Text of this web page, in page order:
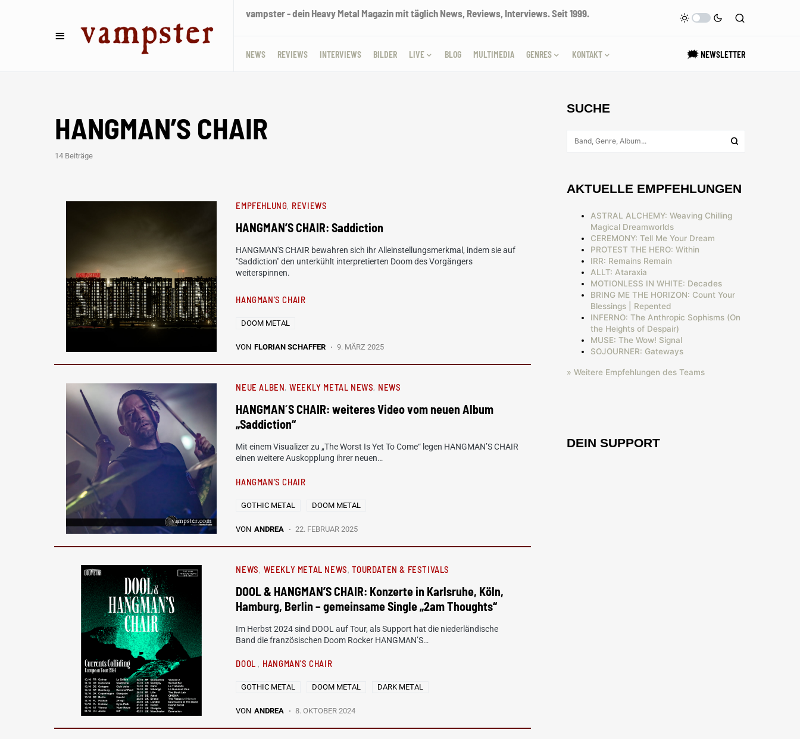
vampster - dein Heavy Metal Magazin mit täglich News, Reviews, Interviews. Seit 1999.
NEWS REVIEWS INTERVIEWS BILDER LIVE BLOG MULTIMEDIA GENRES KONTAKT 🗯 NEWSLETTER
HANGMAN’S CHAIR
14 Beiträge
EMPFEHLUNG REVIEWS
HANGMAN’S CHAIR: Saddiction
HANGMAN'S CHAIR bewahren sich ihr Alleinstellungsmerkmal, indem sie auf
"Saddiction" den unterkühlt interpretierten Doom des Vorgängers
weiterspinnen.
HANGMAN'S CHAIR
DOOM METAL
VON FLORIAN SCHAFFER 9. MÄRZ 2025
NEUE ALBEN WEEKLY METAL NEWS NEWS
HANGMAN´S CHAIR: weiteres Video vom neuen Album
„Saddiction“
Mit einem Visualizer zu „The Worst Is Yet To Come“ legen HANGMAN’S CHAIR
einen weitere Auskopplung ihrer neuen…
HANGMAN'S CHAIR
GOTHIC METAL DOOM METAL
VON ANDREA 22. FEBRUAR 2025
NEWS WEEKLY METAL NEWS TOURDATEN & FESTIVALS
DOOL & HANGMAN’S CHAIR: Konzerte in Karlsruhe, Köln,
Hamburg, Berlin – gemeinsame Single „2am Thoughts“
Im Herbst 2024 sind DOOL auf Tour, als Support hat die niederländische
Band die französischen Doom Rocker HANGMAN’S…
DOOL HANGMAN'S CHAIR
GOTHIC METAL DOOM METAL DARK METAL
VON ANDREA 8. OKTOBER 2024
SUCHE
AKTUELLE EMPFEHLUNGEN
ASTRAL ALCHEMY: Weaving Chilling
Magical Dreamworlds
CEREMONY: Tell Me Your Dream
PROTEST THE HERO: Within
IRR: Remains Remain
ALLT: Ataraxia
MOTIONLESS IN WHITE: Decades
BRING ME THE HORIZON: Count Your
Blessings | Repented
INFERNO: The Anthropic Sophisms (On
the Heights of Despair)
MUSE: The Wow! Signal
SOJOURNER: Gateways
» Weitere Empfehlungen des Teams
DEIN SUPPORT